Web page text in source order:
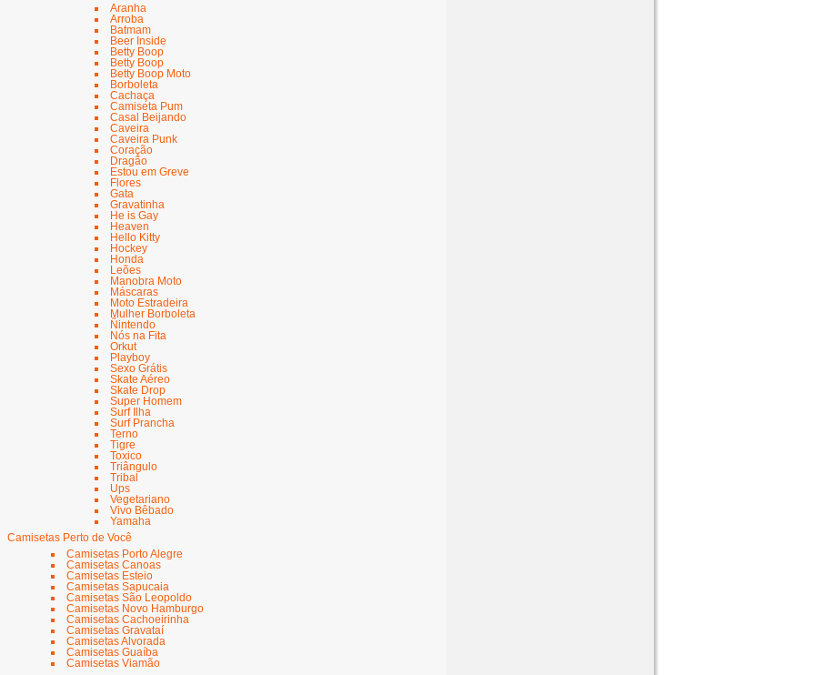
Aranha
Arroba
Batmam
Beer Inside
Betty Boop
Betty Boop
Betty Boop Moto
Borboleta
Cachaça
Camiseta Pum
Casal Beijando
Caveira
Caveira Punk
Coração
Dragão
Estou em Greve
Flores
Gata
Gravatinha
He is Gay
Heaven
Hello Kitty
Hockey
Honda
Leões
Manobra Moto
Máscaras
Moto Estradeira
Mulher Borboleta
Ñintendo
Nós na Fita
Orkut
Playboy
Sexo Grátis
Skate Aéreo
Skate Drop
Super Homem
Surf Ilha
Surf Prancha
Terno
Tigre
Toxico
Triângulo
Tribal
Ups
Vegetariano
Vivo Bêbado
Yamaha
Camisetas Perto de Você
Camisetas Porto Alegre
Camisetas Canoas
Camisetas Esteio
Camisetas Sapucaia
Camisetas São Leopoldo
Camisetas Novo Hamburgo
Camisetas Cachoeirinha
Camisetas Gravataí
Camisetas Alvorada
Camisetas Guaíba
Camisetas Viamão